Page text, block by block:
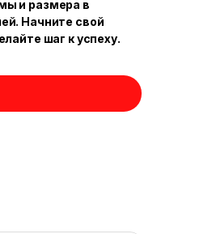
и размера в
Начните свой
шаг к успеху.